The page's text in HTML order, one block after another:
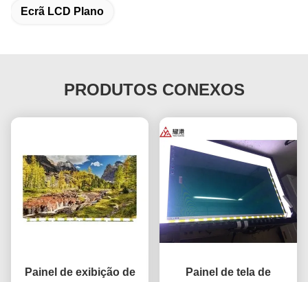
Ecrã LCD Plano
PRODUTOS CONEXOS
Painel de exibição de
Painel de tela de